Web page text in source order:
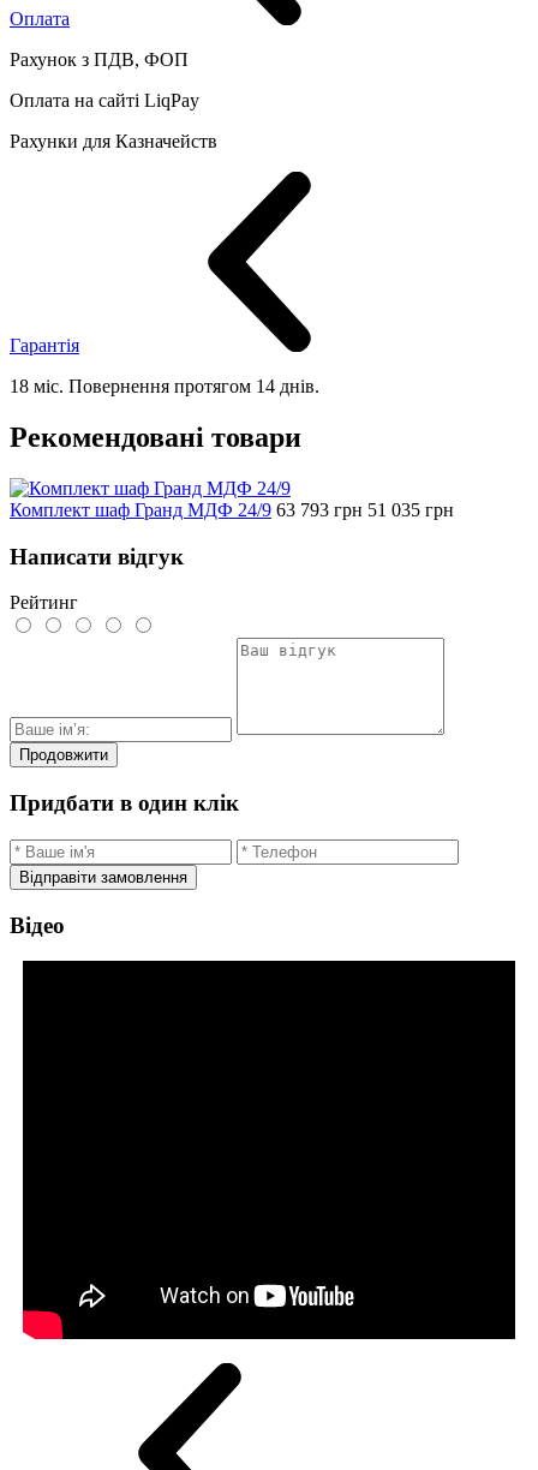
Оплата
Рахунок з ПДВ, ФОП
Оплата на сайті LiqPay
Рахунки для Казначейств
Гарантія
18 міс. Повернення протягом 14 днів.
Рекомендовані товари
Комплект шаф Гранд МДФ 24/9 63 793 грн 51 035 грн
Написати відгук
Рейтинг
Продовжити
Придбати в один клік
Відправіти замовлення
Відео